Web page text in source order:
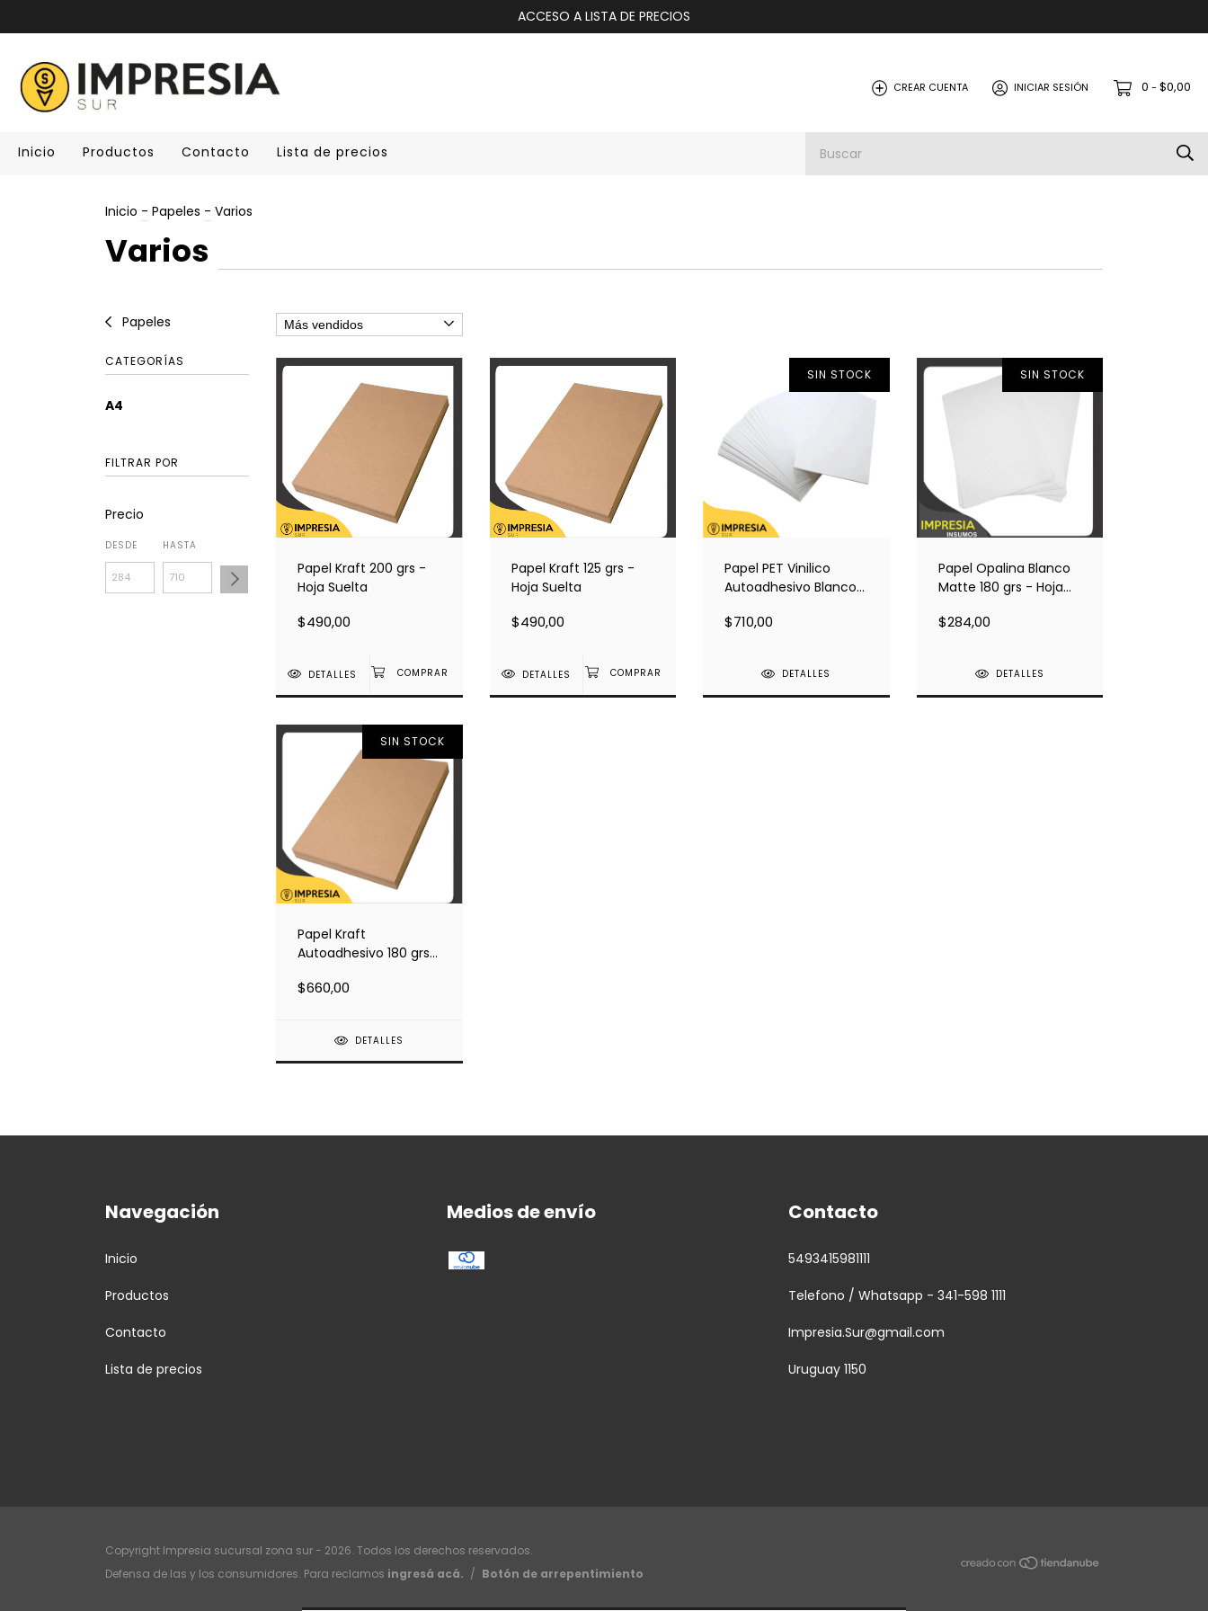
ACCESO A LISTA DE PRECIOS
CREAR CUENTA INICIAR SESIÓN 0 - $0,00
Inicio Productos Contacto Lista de precios
Inicio - Papeles - Varios
Varios
Papeles
CATEGORÍAS
A4
FILTRAR POR
Precio
DESDE HASTA
Papel Kraft 200 grs -
Hoja Suelta
$490,00
DETALLES
Papel Kraft 125 grs -
Hoja Suelta
$490,00
DETALLES
SIN STOCK
Papel PET Vinilico
Autoadhesivo Blanco
- A4
$710,00
DETALLES
SIN STOCK
Papel Opalina Blanco
Matte 180 grs - Hoja
$284,00
DETALLES
SIN STOCK
Papel Kraft
Autoadhesivo 180 grs -
$660,00
DETALLES
Navegación
Inicio
Productos
Contacto
Lista de precios
Medios de envío Contacto
5493415981111
Telefono / Whatsapp - 341-598 1111
Impresia.Sur@gmail.com
Uruguay 1150
Copyright Impresia sucursal zona sur - 2026. Todos los derechos reservados.
Defensa de las y los consumidores. Para reclamos ingresá acá. / Botón de arrepentimiento